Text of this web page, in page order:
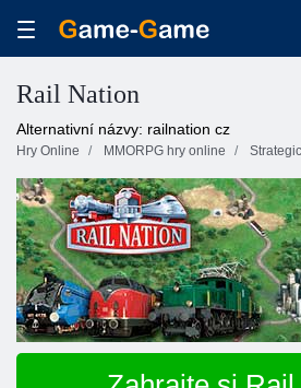
Rail Nation
Alternativní názvy: railnation cz
Hry Online MMORPG hry online